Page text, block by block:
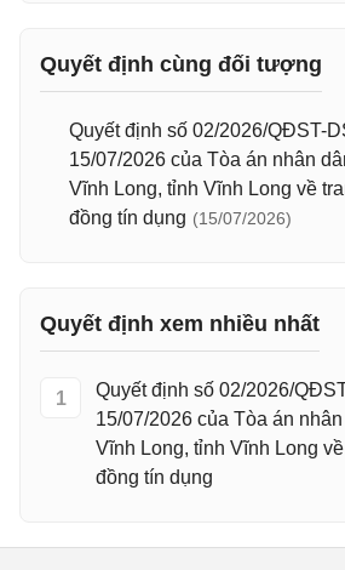
Quyết định cùng đối tượng
Quyết định số 02/2026/QĐST-
15/07/2026 của Tòa án nhân
Vĩnh Long, tỉnh Vĩnh Long về
đồng tín dụng (15/07/2026)
Quyết định xem nhiều nhất
1
Quyết định số 02/2026/
15/07/2026 của Tòa án
Vĩnh Long, tỉnh Vĩnh Long
đồng tín dụng